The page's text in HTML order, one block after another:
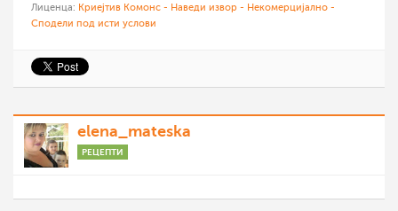
Лиценца: Криејтив Комонс - Наведи извор - Некомерцијално -
Сподели под исти услови
elena_mateska
РЕЦЕПТИ